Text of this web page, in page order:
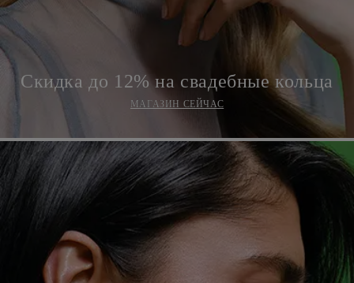
Скидка до 12% на свадебные кольца
МАГАЗИН СЕЙЧАС